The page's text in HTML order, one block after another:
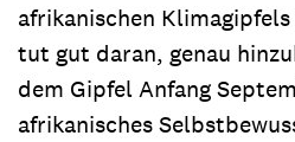
afrikanischen
tut gut daran, genau
dem Gipfel Anfang
afrikanisches